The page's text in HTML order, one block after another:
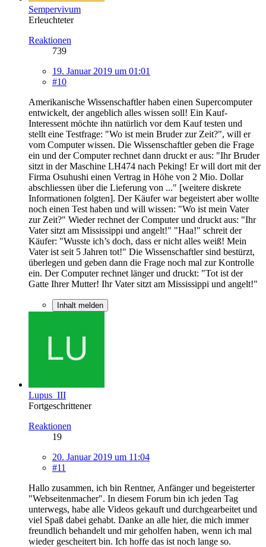
Sempervivum
Erleuchteter
Reaktionen
739
19. Januar 2019 um 01:01
#10
Amerikanische Wissenschaftler haben einen Supercomputer
entwickelt, der angeblich alles wissen soll! Ein Kauf-
Interessent möchte ihn natürlich vor dem Kauf testen und
stellt eine Testfrage: "Wo ist mein Bruder zur Zeit?", will er
vom Computer wissen. Die Wissenschaftler geben die Frage
ein und der Computer rechnet dann druckt er aus: "Ihr Bruder
sitzt in der Maschine LH474 nach Peking! Er will dort mit der
Firma Osuhushi einen Vertrag in Höhe von 2 Mio. Dollar
abschliessen über die Lieferung von ..." [weitere diskrete
Informationen folgten]. Der Käufer war begeistert aber wollte
noch einen Test haben und will wissen: "Wo ist mein Vater
zur Zeit?" Wieder rechnet der Computer und druckt aus: "Ihr
Vater sitzt am Mississippi und angelt!" "Haa!" schreit der
Käufer: "Wusste ich’s doch, dass er nicht alles weiß! Mein
Vater ist seit 5 Jahren tot!" Die Wissenschaftler sind bestürzt,
überlegen und geben dann die Frage noch mal zur Kontrolle
ein. Der Computer rechnet länger und druckt: "Tot ist der
Gatte Ihrer Mutter! Ihr Vater sitzt am Mississippi und angelt!"
Inhalt melden
Lupus_III
Fortgeschrittener
Reaktionen
19
20. Januar 2019 um 11:04
#11
Hallo zusammen, ich bin Rentner, Anfänger und begeisterter
"Webseitenmacher". In diesem Forum bin ich jeden Tag
unterwegs, habe alle Videos gekauft und durchgearbeitet und
viel Spaß dabei gehabt. Danke an alle hier, die mich immer
freundlich behandelt und mir geholfen haben, wenn ich mal
wieder gescheitert bin. Ich hoffe das ist noch lange so.